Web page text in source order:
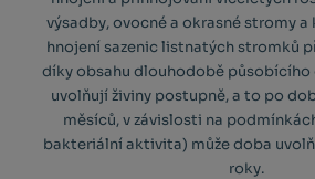
výsadby, ovocné a okrasné stromy a
hnojení sazenic listnatých stromků
díky obsahu dlouhodobě působícího
uvolňují živiny postupně, a to po
měsíců, v závislosti na
bakteriální aktivita) může doba
roky.